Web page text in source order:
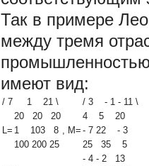
Так в примере
между тремя
имеют вид:
/ 7 1 21 \ / 3 - 1 - 11 \
20 20 20
4 5 20
L= 1 103 8 , M= - 7 22 - 3
100 200 25
25 35 5
- 4 - 2 13